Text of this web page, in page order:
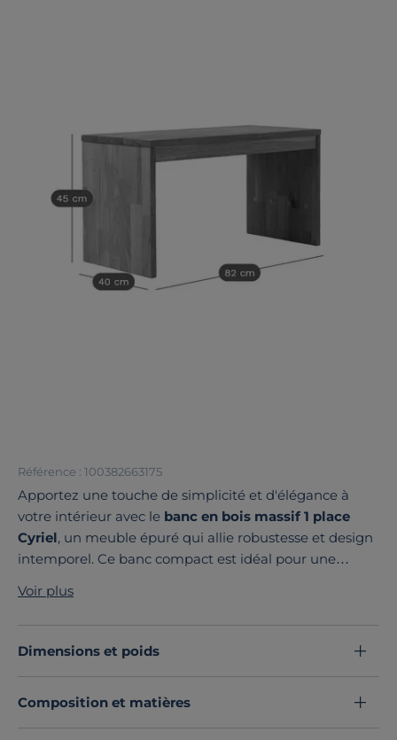
Référence : 100382663175
Apportez une touche de simplicité et d'élégance à
votre intérieur avec le banc en bois massif 1 place
Cyriel, un meuble épuré qui allie robustesse et design
intemporel. Ce banc compact est idéal pour une
offrant une assise qui met en valeur la beauté
naturelle du bois.
Fabriqué en hêtre massif ou en chêne massif
, le banc
bois. Solide et durable, il est conçu pour durer tout en
apportant chaleur et caractère à votre décoration.
Voir plus
Dimensions et poids
Composition et matières